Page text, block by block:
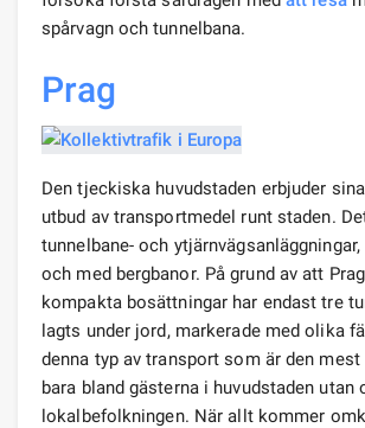
spårvagn och tunnelbana.
Prag
Den tjeckiska huvudstaden erbjuder
utbud av transportmedel runt staden.
tunnelbane- och
och med bergbanor. På grund av att
kompakta bosättningar har endast tre
lagts under jord, markerade med olika
denna typ av transport som är den
bara bland gästerna i huvudstaden utan
lokalbefolkningen. När allt kommer